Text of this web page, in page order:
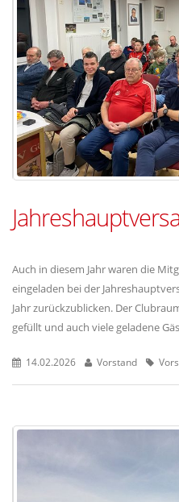
Auch in diesem Jahr waren die
eingeladen bei der
Jahr zurückzublicken. Der
gefüllt und auch viele geladene
14.02.2026 Vorstand